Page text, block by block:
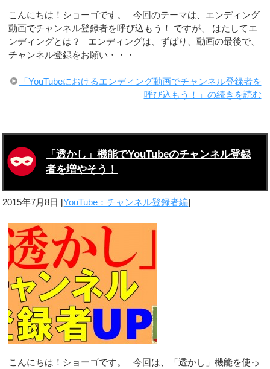
こんにちは！ショーゴです。 今回のテーマは、エンディング
動画でチャンネル登録者を呼び込もう！ ですが、 はたしてエ
ンディングとは？ エンディングは、ずばり、動画の最後で、
チャンネル登録をお願い・・・
「YouTubeにおけるエンディング動画でチャンネル登録者を
呼び込もう！」の続きを読む
「透かし」機能でYouTubeのチャンネル登録
者を増やそう！
2015年7月8日 [YouTube：チャンネル登録者編]
こんにちは！ショーゴです。 今回は、「透かし」機能を使っ